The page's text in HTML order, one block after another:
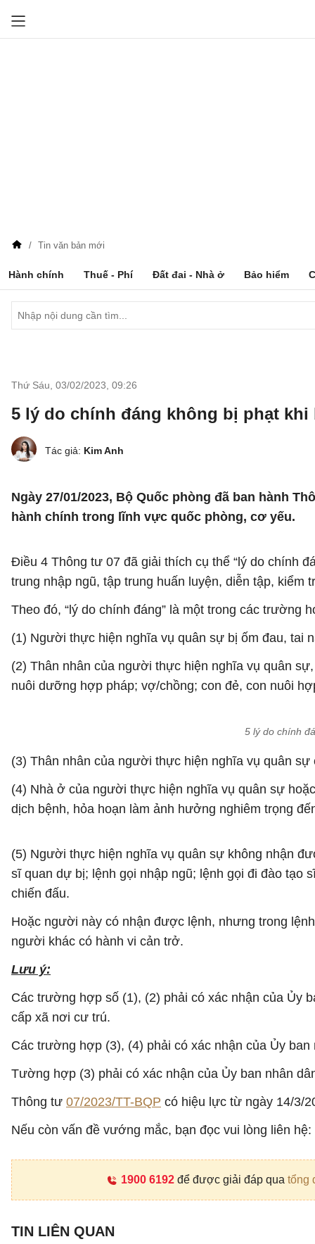
Tin văn bản mới
Hành chính Thuế - Phí Đất đai - Nhà ở Bảo hiểm
Thứ Sáu, 03/02/2023 09:26
5 lý do chính đáng không bị phạt
Tác giả: Kim Anh
Ngày 27/01/2023, Bộ Quốc phòng đã ban hành
hành chính trong lĩnh vực quốc phòng, cơ yếu.
Điều 4 Thông tư 07 đã giải thích cụ thể “lý do chính
trung nhập ngũ, tập trung huấn luyện, diễn tập, kiểm
Theo đó, “lý do chính đáng” là một trong các trường
(1) Người thực hiện nghĩa vụ quân sự bị ốm đau, tai
(2) Thân nhân của người thực hiện nghĩa vụ quân
nuôi dưỡng hợp pháp; vợ/chồng; con đẻ, con nuôi
5 lý do chính
(3) Thân nhân của người thực hiện nghĩa vụ quân
(4) Nhà ở của người thực hiện nghĩa vụ quân sự
dịch bệnh, hỏa hoạn làm ảnh hưởng nghiêm trọng
(5) Người thực hiện nghĩa vụ quân sự không nhận
sĩ quan dự bị; lệnh gọi nhập ngũ; lệnh gọi đi đào tạo
chiến đấu.
Hoặc người này có nhận được lệnh, nhưng trong
người khác có hành vi cản trở.
Lưu ý:
Các trường hợp số (1), (2) phải có xác nhận của Ủy
cấp xã nơi cư trú.
Các trường hợp (3), (4) phải có xác nhận của Ủy
Tường hợp (3) phải có xác nhận của Ủy ban nhân
Thông tư 07/2023/TT-BQP có hiệu lực từ ngày 14/3/
Nếu còn vấn đề vướng mắc, bạn đọc vui lòng liên hệ:
1900 6192để được giải đáp qua tổng
TIN LIÊN QUAN